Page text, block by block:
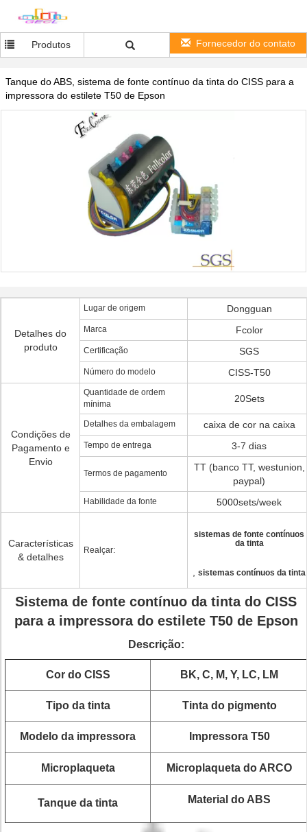
Produtos Fornecedor do contato
Tanque do ABS, sistema de fonte contínuo da tinta do CISS para a
impressora do estilete T50 de Epson
Detalhes do
produto
Lugar de origem Dongguan
Marca Fcolor
Certificação SGS
Número do modelo CISS-T50
Condições de
Pagamento e
Envio
Quantidade de ordem
mínima
20Sets
Detalhes da embalagem caixa de cor na caixa
Tempo de entrega 3-7 dias
Termos de pagamento
TT (banco TT, westunion,
paypal)
Habilidade da fonte 5000sets/week
Características
& detalhes
Realçar:
sistemas de fonte contínuos
da tinta
sistemas contínuos da tinta
Sistema de fonte contínuo da tinta do CISS
para a impressora do estilete T50 de Epson
Descrição:
Cor do CISS BK, C, M, Y, LC, LM
Tipo da tinta Tinta do pigmento
Modelo da impressora Impressora T50
Microplaqueta Microplaqueta do ARCO
Tanque da tinta Material do ABS